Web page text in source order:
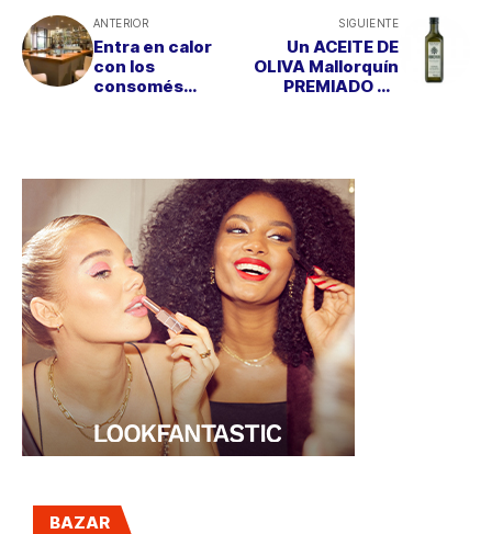
ANTERIOR
Entra en calor
con los
consomés
SIGUIENTE
Un ACEITE DE
OLIVA Mallorquín
PREMIADO EN
BAZAR